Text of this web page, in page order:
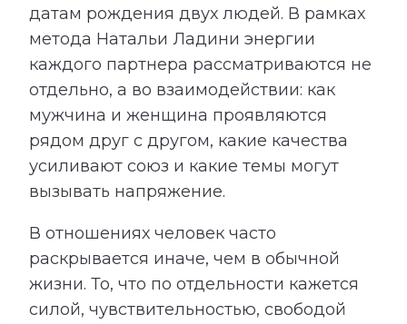
датам рождения двух людей. В рамках
метода Натальи Ладини энергии
каждого партнера рассматриваются не
отдельно, а во взаимодействии: как
мужчина и женщина проявляются
рядом друг с другом, какие качества
усиливают союз и какие темы могут
вызывать напряжение.
В отношениях человек часто
раскрывается иначе, чем в обычной
жизни. То, что по отдельности кажется
силой, чувствительностью, свободой